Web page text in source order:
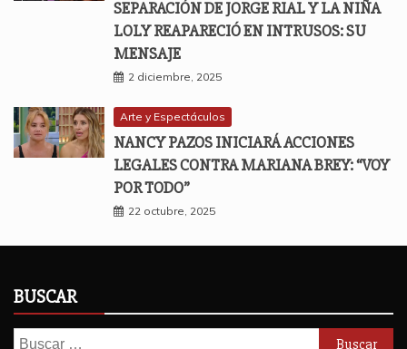
SEPARACIÓN DE JORGE RIAL Y LA NIÑA
LOLY REAPARECIÓ EN INTRUSOS: SU
MENSAJE
2 diciembre, 2025
Arte y Espectáculos
NANCY PAZOS INICIARÁ ACCIONES
LEGALES CONTRA MARIANA BREY: “VOY
POR TODO”
22 octubre, 2025
BUSCAR
Buscar: